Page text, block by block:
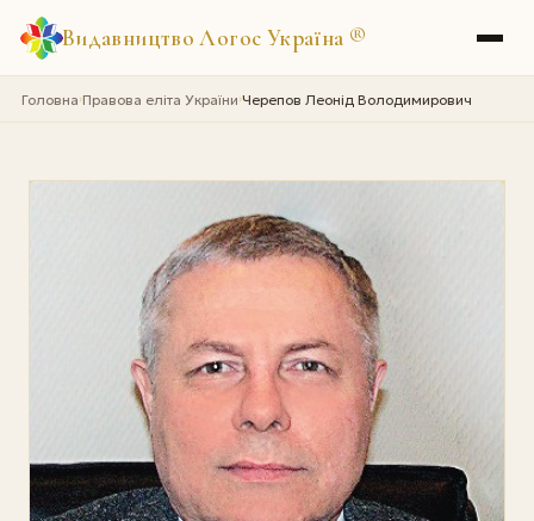
Видавництво Логос Україна ®
Головна›Правова еліта України›Черепов Леонід Володимирович